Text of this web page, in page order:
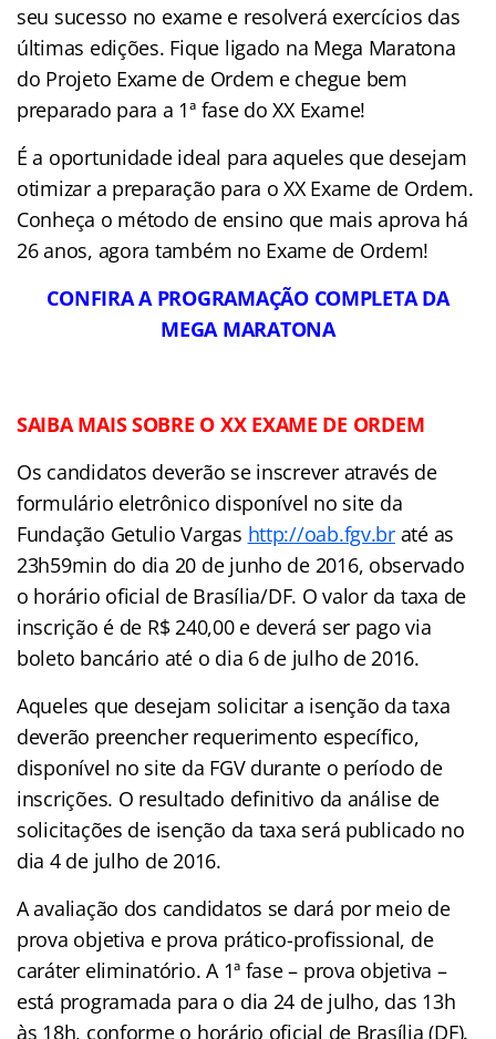
seu sucesso no exame e resolverá exercícios das
últimas edições. Fique ligado na Mega Maratona
do Projeto Exame de Ordem e chegue bem
preparado para a 1ª fase do XX Exame!
É a oportunidade ideal para aqueles que desejam
otimizar a preparação para o XX Exame de Ordem.
Conheça o método de ensino que mais aprova há
26 anos, agora também no Exame de Ordem!
CONFIRA A PROGRAMAÇÃO COMPLETA DA
MEGA MARATONA
SAIBA MAIS SOBRE O XX EXAME DE ORDEM
Os candidatos deverão se inscrever através de
formulário eletrônico disponível no site da
Fundação Getulio Vargas http://oab.fgv.braté as
23h59min do dia 20 de junho de 2016, observado
o horário oficial de Brasília/DF. O valor da taxa de
inscrição é de R$ 240,00 e deverá ser pago via
boleto bancário até o dia 6 de julho de 2016.
Aqueles que desejam solicitar a isenção da taxa
deverão preencher requerimento específico,
disponível no site da FGV durante o período de
inscrições. O resultado definitivo da análise de
solicitações de isenção da taxa será publicado no
dia 4 de julho de 2016.
A avaliação dos candidatos se dará por meio de
prova objetiva e prova prático-profissional, de
caráter eliminatório. A 1ª fase – prova objetiva –
está programada para o dia 24 de julho, das 13h
às 18h, conforme o horário oficial de Brasília (DF).